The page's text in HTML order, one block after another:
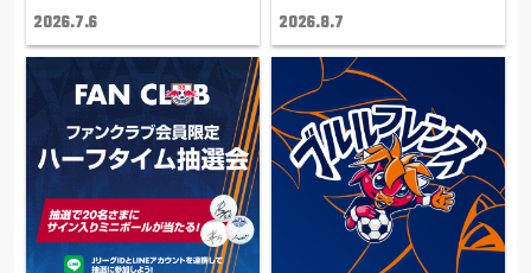
2026.7.6 2026.8.7